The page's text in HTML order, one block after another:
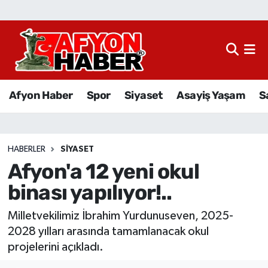
Afyon Haber Spor Siyaset Asayiş Yaşam
HABERLER SIYASET
Afyon'a 12 yeni okul
binası yapılıyor!..
Milletvekilimiz İbrahim Yurdunuseven, 2025-
2028 yılları arasında tamamlanacak okul
projelerini açıkladı.
Afyon Haber
Sağlık
Eğitim
Sivil Toplum